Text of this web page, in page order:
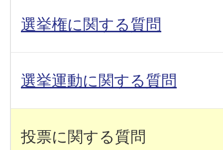
選挙権に関する質問
選挙運動に関する質問
投票に関する質問